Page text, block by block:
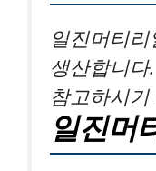
일진머티
생산합니
참고하시기
일진머